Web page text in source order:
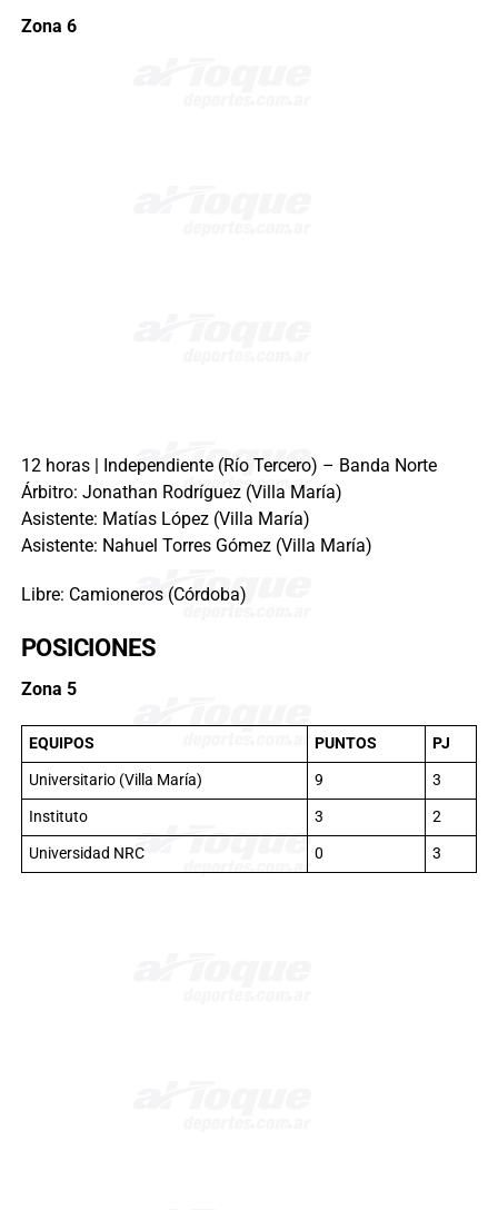
Zona 6
12 horas | Independiente (Río Tercero) – Banda Norte
Árbitro: Jonathan Rodríguez (Villa María)
Asistente: Matías López (Villa María)
Asistente: Nahuel Torres Gómez (Villa María)
Libre: Camioneros (Córdoba)
POSICIONES
Zona 5
EQUIPOS PUNTOS
PJ
Universitario (Villa María)
9
3
Instituto
3
2
Universidad NRC
0 3